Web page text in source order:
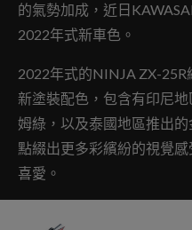
的氣勢加成，近日
2022年式新車色。
2022年式的NINJA ZX-
新塗裝配色，包含有印尼
姆綠，以及泰國地區推出
點綴出更多彩繽紛的視覺
喜愛。